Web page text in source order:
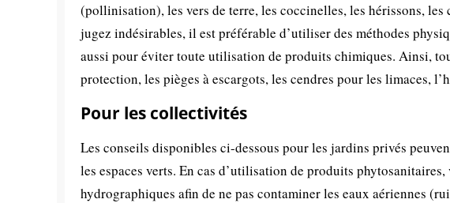
(pollinisation), les vers de terre, les coccinelles, les hérissons,
jugez indésirables, il est préférable d’utiliser des méthodes
aussi pour éviter toute utilisation de produits chimiques. Ainsi,
protection, les pièges à escargots, les cendres pour les limaces,
Pour les collectivités
Les conseils disponibles ci-dessous pour les jardins privés
les espaces verts. En cas d’utilisation de produits
hydrographiques afin de ne pas contaminer les eaux aériennes